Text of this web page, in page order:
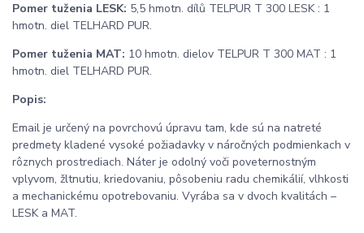
Pomer tuženia LESK: 5,5 hmotn. dílů TELPUR T 300 LESK : 1
hmotn. diel TELHARD PUR.
Pomer tuženia MAT: 10 hmotn. dielov TELPUR T 300 MAT : 1
hmotn. diel TELHARD PUR.
Popis:
Email je určený na povrchovú úpravu tam, kde sú na natreté
predmety kladené vysoké požiadavky v náročných podmienkach v
rôznych prostrediach. Náter je odolný voči poveternostným
vplyvom, žltnutiu, kriedovaniu, pôsobeniu radu chemikálií, vlhkosti
a mechanickému opotrebovaniu. Vyrába sa v dvoch kvalitách –
LESK a MAT.